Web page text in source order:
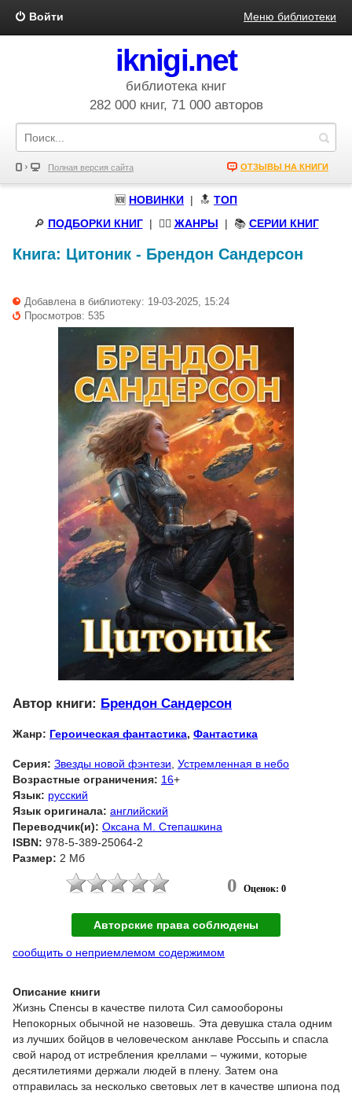
Войти Меню библиотеки
iknigi.net
библиотека книг
282 000 книг, 71 000 авторов
Полная версия сайта ОТЗЫВЫ НА КНИГИ
🆕 НОВИНКИ | 🔝 ТОП
🔎 ПОДБОРКИ КНИГ| 🧝‍♀️ ЖАНРЫ | 📚 СЕРИИ КНИГ
Книга: Цитоник - Брендон Сандерсон
Добавлена в библиотеку: 19-03-2025, 15:24
Просмотров: 535
Автор книги: Брендон Сандерсон
Жанр: Героическая фантастика, Фантастика
Серия: Звезды новой фэнтези Устремленная в небо
Возрастные ограничения: 16+
Язык: русский
Язык оригинала: английский
Переводчик(и): Оксана М. Степашкина
ISBN: 978-5-389-25064-2
Размер: 2 Мб
0 Оценок: 0
Авторские права соблюдены
сообщить о неприемлемом содержимом
Описание книги
Жизнь Спенсы в качестве пилота Сил самообороны
Непокорных обычной не назовешь. Эта девушка стала одним
из лучших бойцов в человеческом анклаве Россыпь и спасла
свой народ от истребления креллами – чужими, которые
десятилетиями держали людей в плену. Затем она
отправилась за несколько световых лет в качестве шпиона под